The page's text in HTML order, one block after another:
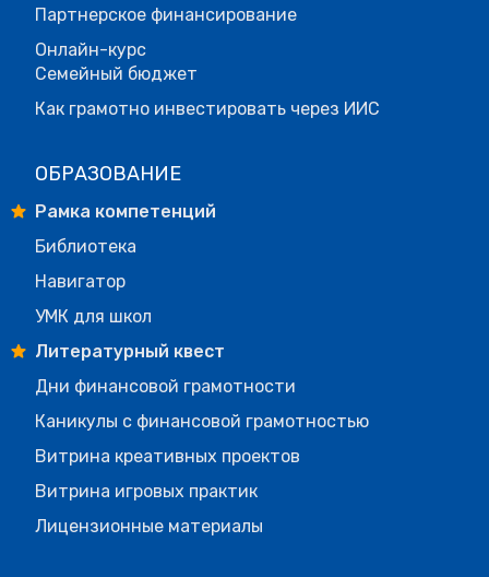
Партнерское финансирование
Онлайн-курс
Семейный бюджет
Как грамотно инвестировать через ИИС
ОБРАЗОВАНИЕ
Рамка компетенций
Библиотека
Навигатор
УМК для школ
Литературный квест
Дни финансовой грамотности
Каникулы с финансовой грамотностью
Витрина креативных проектов
Витрина игровых практик
Лицензионные материалы